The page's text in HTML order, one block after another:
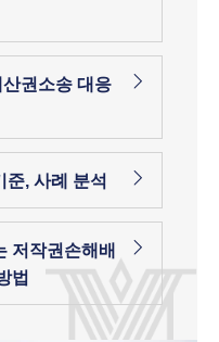
권소송 대응
준, 사례 분석
저작권손해배
법